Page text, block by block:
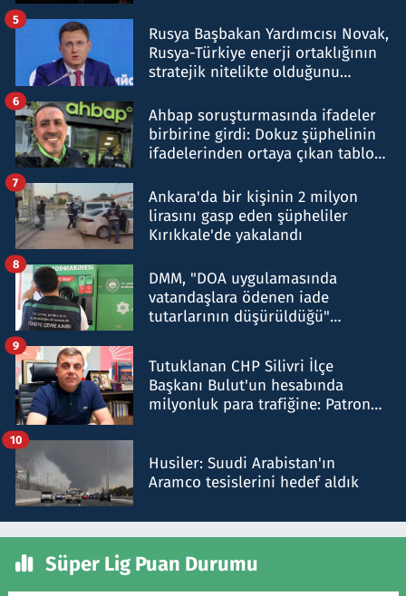
Rusya Başbakan Yardımcısı Novak,
Rusya-Türkiye enerji ortaklığının
stratejik nitelikte olduğunu
5
Ahbap soruşturmasında ifadeler
birbirine girdi: Dokuz şüphelinin
ifadelerinden ortaya çıkan tablo
6
Ankara'da bir kişinin 2 milyon
lirasını gasp eden şüpheliler
Kırıkkale'de yakalandı
7
DMM, "DOA uygulamasında
vatandaşlara ödenen iade
tutarlarının düşürüldüğü"
8
Tutuklanan CHP Silivri İlçe
Başkanı Bulut'un hesabında
milyonluk para trafiğine: Patron
9
Husiler: Suudi Arabistan'ın
Aramco tesislerini hedef aldık
10
Süper Lig Puan Durumu